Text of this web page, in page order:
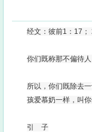
经文：彼前1：17；
你们既称那不偏待
所以，你们既除去
孩爱慕奶一样，叫
引 子